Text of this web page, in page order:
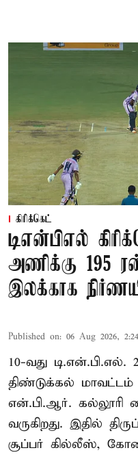
கிரிக்கெட்
டிஎன்பிஎல்
அணிக்கு 195
இலக்காக
Published on: 06 Aug 2026,
10-வது
திண்டுக்கல்
என்.பி.ஆர். கல்லூரி
வருகிறது. இதில்
சூப்பர் கில்லீஸ்,